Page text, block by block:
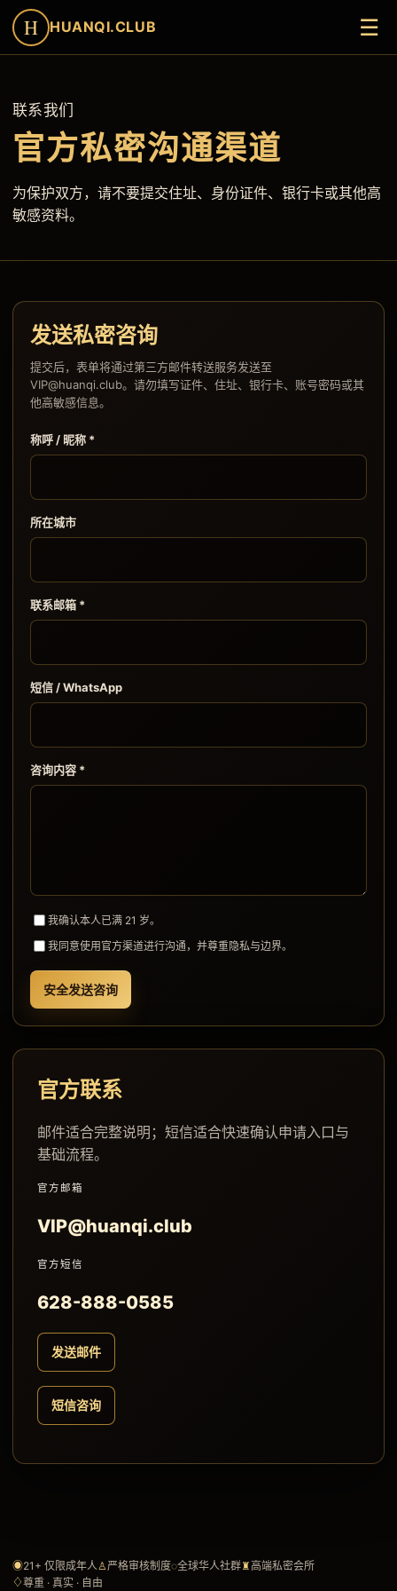
H HUANQI.CLUB ☰
联系我们
官方私密沟通渠道
为保护双方，请不要提交住址、身份证件、银行卡或其他高
敏感资料。
发送私密咨询
提交后，表单将通过第三方邮件转送服务发送至
VIP@huanqi.club。请勿填写证件、住址、银行卡、账号密码或其
他高敏感信息。
称呼 / 昵称 *
所在城市
联系邮箱 *
短信 / WhatsApp
咨询内容 *
我确认本人已满 21 岁。
我同意使用官方渠道进行沟通，并尊重隐私与边界。
安全发送咨询
官方联系
邮件适合完整说明；短信适合快速确认申请入口与
基础流程。
官方邮箱
VIP@huanqi.club
官方短信
628-888-0585
发送邮件
短信咨询
◉21+ 仅限成年人♙严格审核制度◌全球华人社群♜高端私密会所
♢尊重 · 真实 · 自由